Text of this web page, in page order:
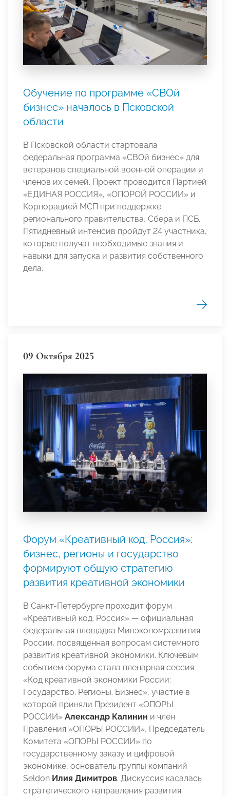
Обучение по программе «СВОй
бизнес» началось в Псковской
области
В Псковской области стартовала
федеральная программа «СВОй бизнес» для
ветеранов специальной военной операции и
членов их семей. Проект проводится Партией
«ЕДИНАЯ РОССИЯ», «ОПОРОЙ РОССИИ» и
Корпорацией МСП при поддержке
регионального правительства, Сбера и ПСБ.
Пятидневный интенсив пройдут 24 участника,
которые получат необходимые знания и
навыки для запуска и развития собственного
дела.
09 Октября 2025
Форум «Креативный код. Россия»:
бизнес, регионы и государство
формируют общую стратегию
развития креативной экономики
В Санкт-Петербурге проходит форум
«Креативный код. Россия» — официальная
федеральная площадка Минэкономразвития
России, посвященная вопросам системного
развития креативной экономики. Ключевым
событием форума стала пленарная сессия
«Код креативной экономики России:
Государство. Регионы. Бизнес», участие в
которой приняли Президент «ОПОРЫ
РОССИИ» Александр Калинин и член
Правления «ОПОРЫ РОССИИ», Председатель
Комитета «ОПОРЫ РОССИИ» по
государственному заказу и цифровой
экономике, основатель группы компаний
Seldon Илия Димитров. Дискуссия касалась
стратегического направления развития